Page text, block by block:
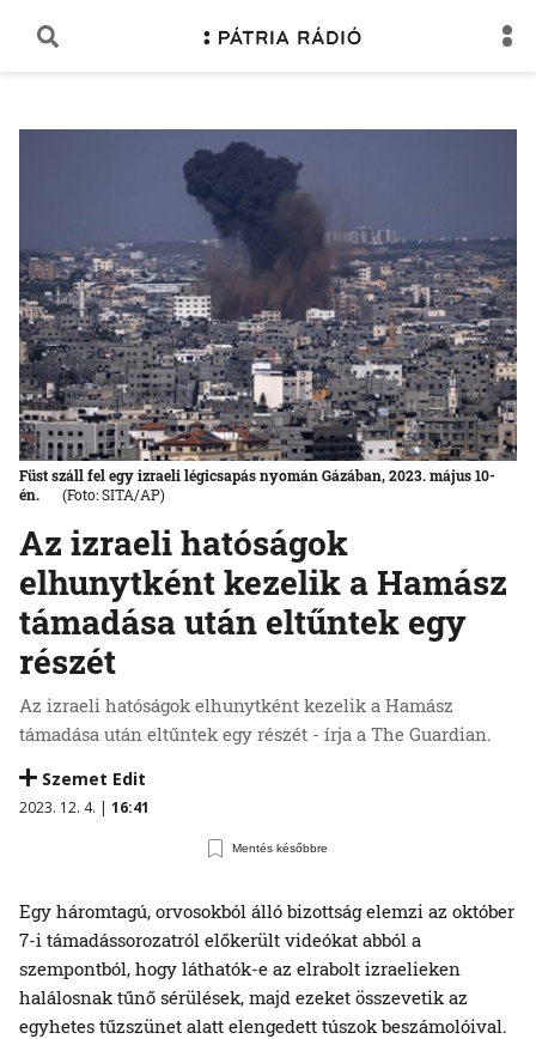
Az izraeli hatóságok
elhunytként kezelik a Hamász
támadása után eltűntek egy
részét
Az izraeli hatóságok elhunytként kezelik a Hamász
támadása után eltűntek egy részét - írja a The Guardian.
Szemet Edit
2023. 12. 4. | 16:41
Mentés későbbre
Füst száll fel egy izraeli légicsapás nyomán Gázában, 2023. május 10-
én.
(Foto: SITA/AP)
Egy háromtagú, orvosokból álló bizottság elemzi az október
7-i támadássorozatról előkerült videókat abból a
szempontból, hogy láthatók-e az elrabolt izraelieken
halálosnak tűnő sérülések, majd ezeket összevetik az
egyhetes tűzszünet alatt elengedett túszok beszámolóival.